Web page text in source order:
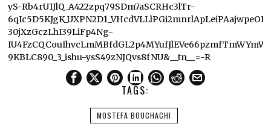
yS-Rb4rU1JlQ_A422zpq79SDm7aSCRHc3lTr-
30jXzGczLhI39LiFp4Ng-
9KBLC890_3_ishu-ysS49zNJQvs8fNU&__tn__=-R
TAGS:
MOSTEFA BOUCHACHI